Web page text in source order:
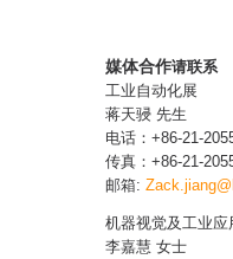
媒体合作请联系
工业自动化展
蒋天骎 先生
电话：+86-21-
传真：+86-21-
邮箱: Zack.jiang
机器视觉及工业应
李嘉慧 女士